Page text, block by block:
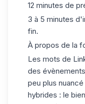
12 minutes de
3 à 5 minutes
fin.
À propos de la
Les mots de
des
peu plus
hybrides : le